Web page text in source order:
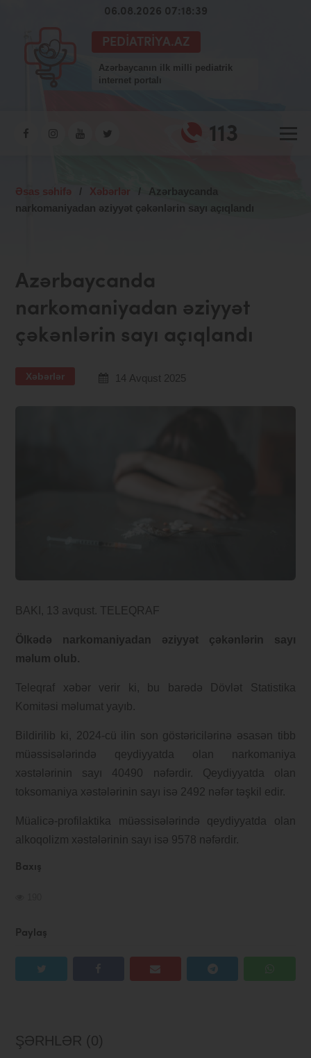
06.08.2026 07:18:40
PEDIATRIYA.AZ
Azərbaycanın ilk milli pediatrik
internet portalı
113
Əsas səhifə / Xəbərlər /
Azərbaycanda
narkomaniyadan əziyyət çəkənlərin sayı açıqlandı
Azərbaycanda
narkomaniyadan əziyyət
çəkənlərin sayı açıqlandı
Xəbərlər 14 Avqust 2025
Baxış
Paylaş
BAKI, 13 avqust. TELEQRAF
Ölkədə narkomaniyadan əziyyət çəkənlərin sayı
məlum olub.
Teleqraf xəbər verir ki, bu barədə Dövlət Statistika
Komitəsi məlumat yayıb.
Bildirilib ki, 2024-cü ilin son göstəricilərinə əsasən tibb
müəssisələrində qeydiyyatda olan narkomaniya
xəstələrinin sayı 40490 nəfərdir. Qeydiyyatda olan
toksomaniya xəstələrinin sayı isə 2492 nəfər təşkil edir.
Müalicə-profilaktika müəssisələrində qeydiyyatda olan
alkoqolizm xəstələrinin sayı isə 9578 nəfərdir.
ŞƏRHLƏR (0)